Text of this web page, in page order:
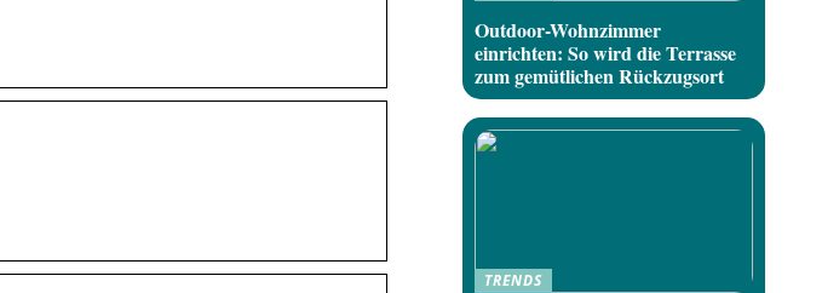
Outdoor-Wohnzimmer
einrichten: So wird die Terrasse
zum gemütlichen Rückzugsort
TRENDS